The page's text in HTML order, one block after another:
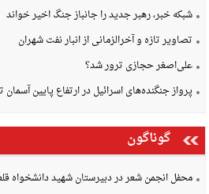
شبکه خبر، رهبر جدید را جانباز جنگ اخیر خواند
تصاویر تازه و آخرالزمانی از انبار نفت شهران
علی‌اصغر حجازی ترور شد؟
پرواز جنگنده‌های اسرائیل در ارتفاع پایین آسمان
گوناگون
محفل انجمن شعر در دبیرستان شهید دانشخواه